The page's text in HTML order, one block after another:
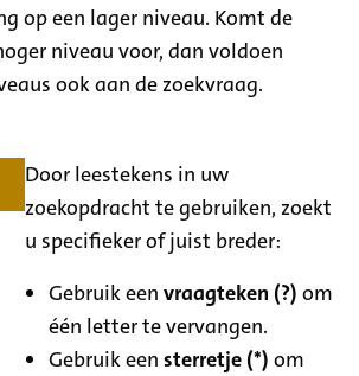
op een lager niveau. Komt de
niveau voor, dan voldoen
ook aan de zoekvraag.
Door leestekens in uw
zoekopdracht te gebruiken, zoekt
u specifieker of juist breder:
Gebruik eenvraagteken (?) om
één letter te vervangen.
Gebruik eensterretje (*) om